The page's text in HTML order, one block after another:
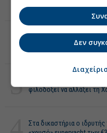
2
Ποιοι μπαίνουν στο
3 φιλοδοξεί να αλλάξει τη
Στα δικαστήρια ο
Δεν